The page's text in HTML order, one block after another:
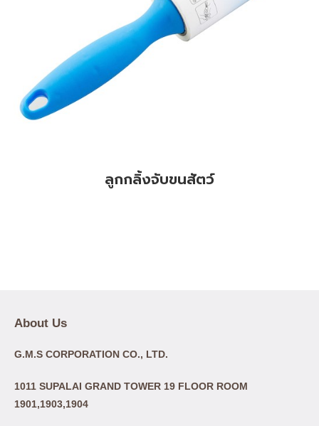
ลูกกลิ้งจับขนสัตว์
About Us
G.M.S CORPORATION CO., LTD.
1011 SUPALAI GRAND TOWER 19 FLOOR ROOM
1901,1903,1904